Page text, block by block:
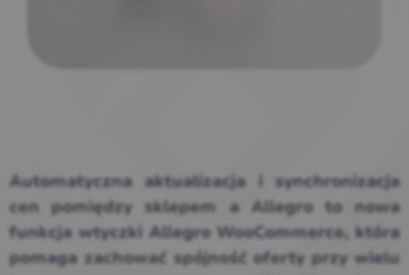
Automatyczna aktualizacja i synchronizacja
cen pomiędzy sklepem a Allegro to nowa
funkcja wtyczki Allegro WooCommerce, która
pomaga zachować spójność oferty przy wielu